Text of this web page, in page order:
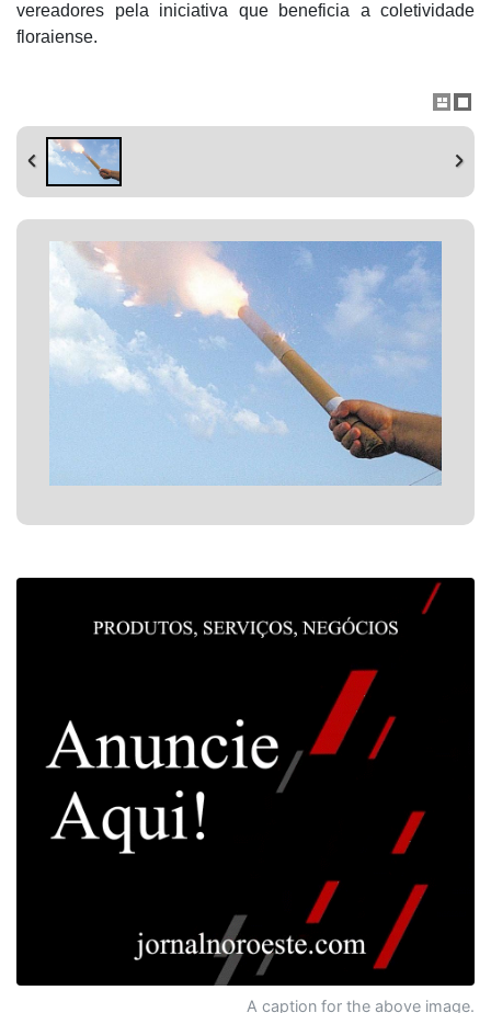
vereadores pela iniciativa que beneficia a coletividade
floraiense.
A caption for the above image.